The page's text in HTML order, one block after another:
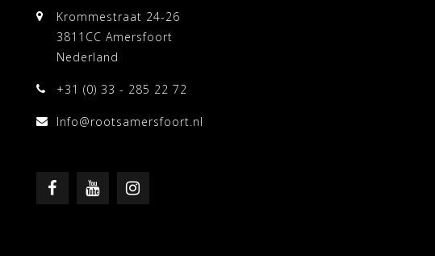
Krommestraat 24-26
3811CC Amersfoort
Nederland
+31 (0) 33 - 285 22 72
Info@rootsamersfoort.nl